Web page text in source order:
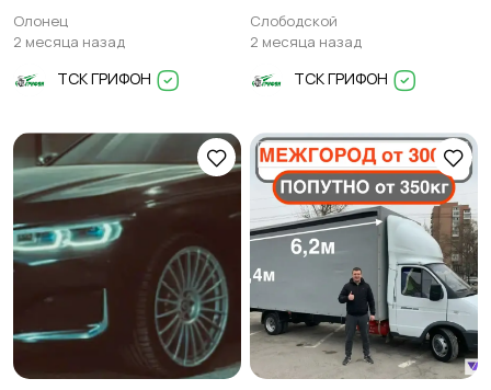
тонн
Олонец
2 месяца назад
ТСК ГРИФОН
тонн
Слободской
2 месяца назад
ТСК ГРИФОН